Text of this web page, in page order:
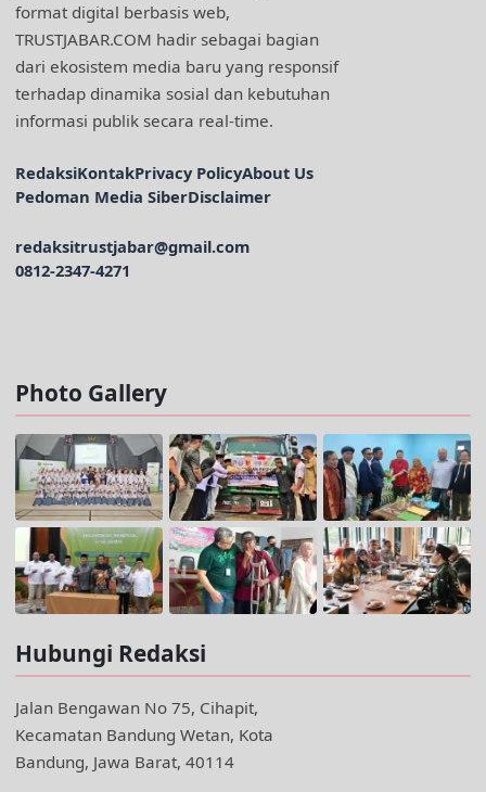
format digital berbasis web,
TRUSTJABAR.COM hadir sebagai bagian
dari ekosistem media baru yang responsif
terhadap dinamika sosial dan kebutuhan
informasi publik secara real-time.
RedaksiKontakPrivacy PolicyAbout Us
Pedoman Media SiberDisclaimer
redaksitrustjabar@gmail.com
0812-2347-4271
Photo Gallery
Hubungi Redaksi
Jalan Bengawan No 75, Cihapit,
Kecamatan Bandung Wetan, Kota
Bandung, Jawa Barat, 40114